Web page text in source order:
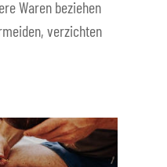
Waren beziehen
verzichten